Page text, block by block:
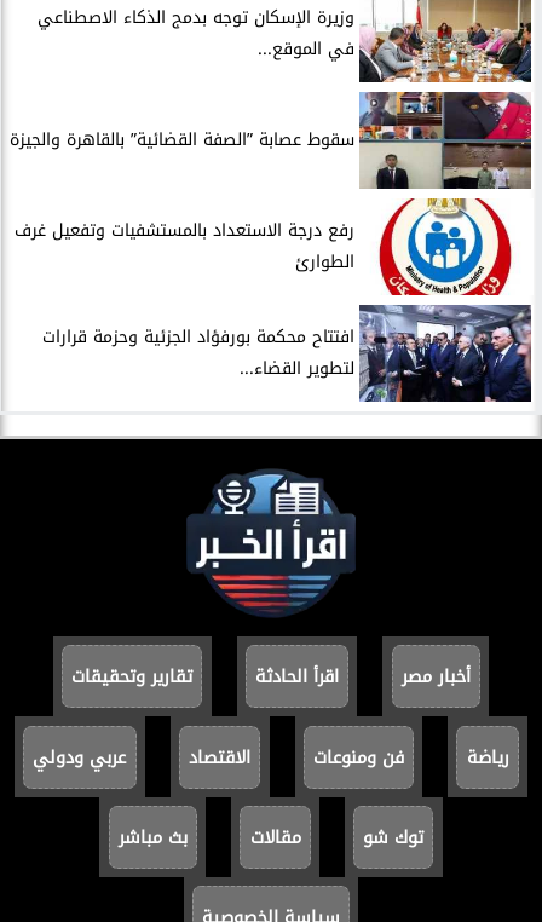
​وزيرة الإسكان توجه بدمج الذكاء الاصطناعي
في الموقع...
سقوط عصابة ”الصفة القضائية” بالقاهرة والجيزة
​رفع درجة الاستعداد بالمستشفيات وتفعيل غرف
الطوارئ
افتتاح محكمة بورفؤاد الجزئية وحزمة قرارات
لتطوير القضاء...
أخبار مصر اقرأ الحادثة تقارير وتحقيقات
رياضة فن ومنوعات الاقتصاد عربي ودولي
توك شو مقالات بث مباشر